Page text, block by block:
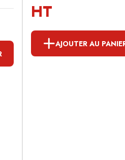
HT
AJOUTER AU